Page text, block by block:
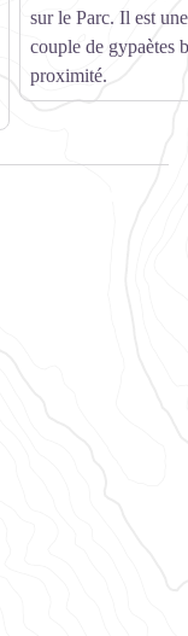
sur le Parc. Il est
couple de gypaètes
proximité.